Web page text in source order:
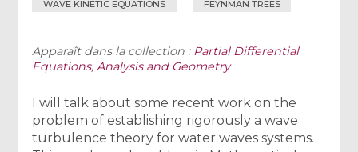
WAVE KINETIC EQUATIONS FEYNMAN TREES
Apparaît dans la collection : Partial Differential
Equations, Analysis and Geometry
I will talk about some recent work on the
problem of establishing rigorously a wave
turbulence theory for water waves systems.